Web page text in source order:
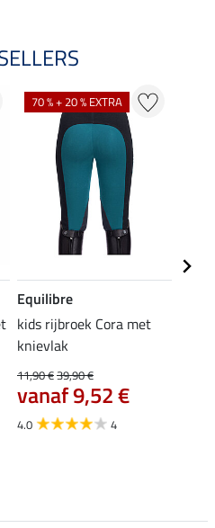
70 % + 20 % EXTRA
Equilibre
kids rijbroek Cora met
knievlak
11,90 €39,90 €
vanaf 9,52 €
4.0 4